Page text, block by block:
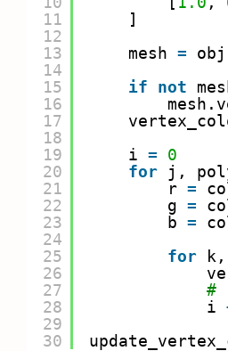
11
12
13
14
15
16
17
18
19
20
21
22
23
24
25
26
27
28
29
30
]
mesh =
if
not
i =
0
for
j,
r =
g =
b =
for
#
i